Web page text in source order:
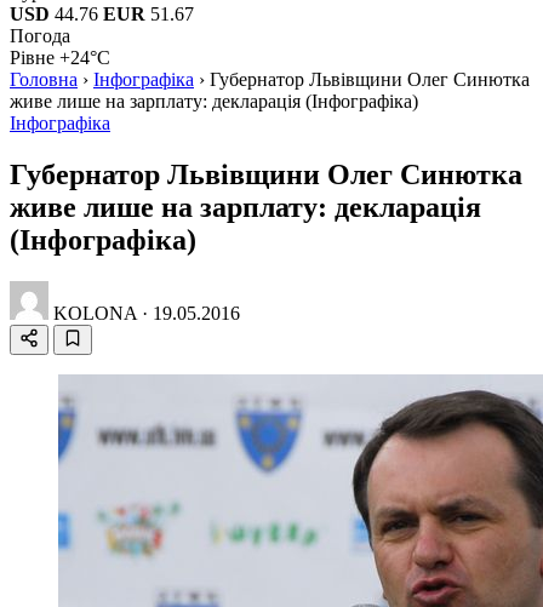
USD 44.76 EUR 51.67
Погода
Рівне +24°C
Головна › Інфографіка › Губернатор Львівщини Олег Синютка
живе лише на зарплату: декларація (Інфографіка)
Інфографіка
Губернатор Львівщини Олег Синютка
живе лише на зарплату: декларація
(Інфографіка)
KOLONA · 19.05.2016